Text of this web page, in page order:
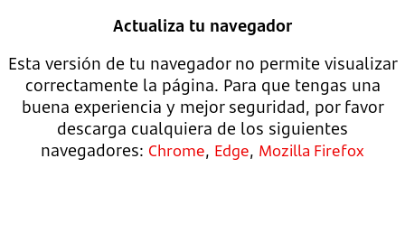
Actualiza tu navegador
Esta versión de tu navegador no permite visualizar
correctamente la página. Para que tengas una
buena experiencia y mejor seguridad, por favor
descarga cualquiera de los siguientes
navegadores: Chrome, Edge, Mozilla Firefox